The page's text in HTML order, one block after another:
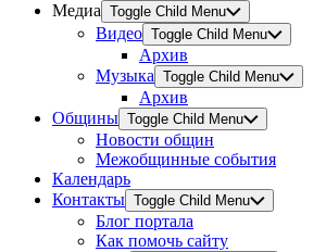
Медиа Toggle Child Menu
Видео Toggle Child Menu
Архив
Музыка Toggle Child Menu
Архив
Общины Toggle Child Menu
Новости общин
Межобщинные события
Календарь
Контакты Toggle Child Menu
Блог портала
Как помочь сайту